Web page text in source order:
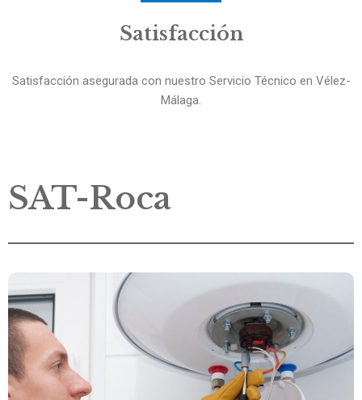
Satisfacción
Satisfacción asegurada con nuestro Servicio Técnico en Vélez-
Málaga.
SAT-Roca